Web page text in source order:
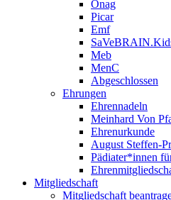
Onag
Picar
Emf
Meb
MenC
Abgeschlossen
Ehrungen
Ehrennadeln
Meinhard Von
Ehrenurkunde
August Steffen-
Pädiater*innen
Mitgliedschaft
Mitgliedschaft